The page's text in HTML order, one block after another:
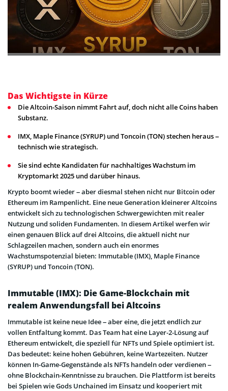
Das Wichtigste in Kürze
Die Altcoin-Saison nimmt Fahrt auf, doch nicht alle Coins haben
Substanz.
IMX, Maple Finance (SYRUP) und Toncoin (TON) stechen heraus –
technisch wie strategisch.
Sie sind echte Kandidaten für nachhaltiges Wachstum im
Kryptomarkt 2025 und darüber hinaus.
Krypto boomt wieder – aber diesmal stehen nicht nur Bitcoin oder
Ethereum im Rampenlicht. Eine neue Generation kleinerer Altcoins
entwickelt sich zu technologischen Schwergewichten mit realer
Nutzung und soliden Fundamenten. In diesem Artikel werfen wir
einen genauen Blick auf drei Altcoins, die aktuell nicht nur
Schlagzeilen machen, sondern auch ein enormes
Wachstumspotenzial bieten: Immutable (IMX), Maple Finance
(SYRUP) und Toncoin (TON).
Immutable (IMX): Die Game-Blockchain mit
realem Anwendungsfall bei Altcoins
Immutable ist keine neue Idee – aber eine, die jetzt endlich zur
vollen Entfaltung kommt. Das Team hat eine Layer-2-Lösung auf
Ethereum entwickelt, die speziell für NFTs und Spiele optimiert ist.
Das bedeutet: keine hohen Gebühren, keine Wartezeiten. Nutzer
können In-Game-Gegenstände als NFTs handeln oder verdienen –
ohne Blockchain-Kenntnisse zu brauchen. Die Plattform ist bereits
bei Spielen wie Gods Unchained im Einsatz und kooperiert mit